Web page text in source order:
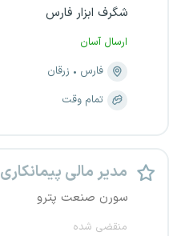
شگرف ابزار فارس
ارسال آسان
فارس
زرقان
تمام وقت
مدیر مالی پیمانکاری
سورن صنعت پترو
منقضی شده